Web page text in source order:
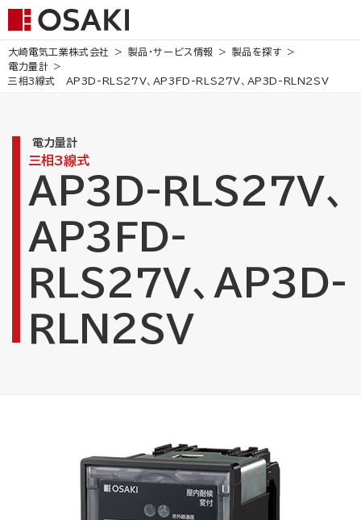
大崎電気工業株式会社 製品・サービス情報
製品を探す
電力量計
三相3線式
AP3D-RLS27V、AP3FD-RLS27V、AP3D-RLN2SV
三相3線式
AP3D-RLS27V、
AP3FD-
RLS27V、AP3D-
RLN2SV
電力量計